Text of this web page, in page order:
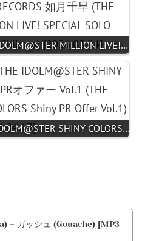
MILLION LIVE!…
SHINY COLORS…
– ガッシュ (Gouache) [MP3